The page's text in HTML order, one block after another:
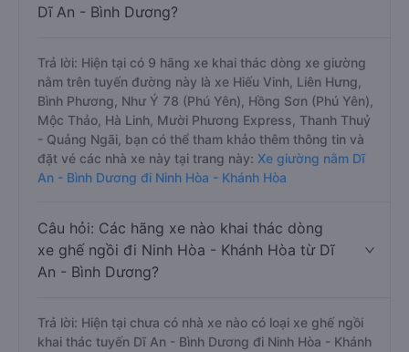
Dĩ An - Bình Dương?
Trả lời: Hiện tại có 9 hãng xe khai thác dòng xe giường
nằm trên tuyến đường này là xe Hiếu Vinh, Liên Hưng,
Bình Phương, Như Ý 78 (Phú Yên), Hồng Sơn (Phú Yên),
Mộc Thảo, Hà Linh, Mười Phương Express, Thanh Thuỷ
- Quảng Ngãi, bạn có thể tham khảo thêm thông tin và
đặt vé các nhà xe này tại trang này: Xe giường nằm Dĩ
An - Bình Dương đi Ninh Hòa - Khánh Hòa
Câu hỏi: Các hãng xe nào khai thác dòng
xe ghế ngồi đi Ninh Hòa - Khánh Hòa từ Dĩ
An - Bình Dương?
Trả lời: Hiện tại chưa có nhà xe nào có loại xe ghế ngồi
khai thác tuyến Dĩ An - Bình Dương đi Ninh Hòa - Khánh